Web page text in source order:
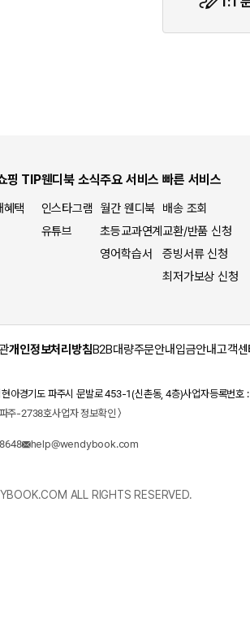
웬디북이 '주 7일 배송' 서비스를 시작합니다.
핑 TIP
혜택
웬디북 소식
인스타그램
유튜브
주요 서비스
월간 웬디북
초등교과연계
영어학습서
빠른 서비스
배송 조회
교환/반품 신청
증빙서류 신청
최저가보상 신청
개인정보처리방침B2B대량주문안내입금안내고객
아경기도 파주시 문발로 453-1(신촌동, 4층)사업자등록번
주-2738호사업자 정보확인 〉
help@wendybook.com
ALL RIGHTS RESERVED.